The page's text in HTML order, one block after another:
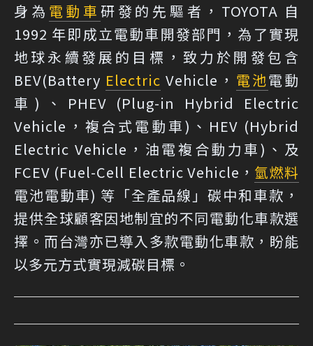
身為 電動車 研發的先驅者，TOYOTA 自
1992 年即成立電動車開發部門，為了實現
地球永續發展的目標，致力於開發包含
BEV(Battery Electric Vehicle， 電池電動
車)、PHEV (Plug-in Hybrid Electric
Vehicle，複合式電動車)、HEV (Hybrid
Electric Vehicle，油電複合動力車)、及
FCEV (Fuel-Cell Electric Vehicle， 氫燃料
電池電動車) 等「全產品線」碳中和車款，
提供全球顧客因地制宜的不同電動化車款選
擇。而台灣亦已導入多款電動化車款，盼能
以多元方式實現減碳目標。